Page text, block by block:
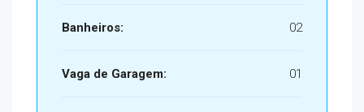
Banheiros: 02
Vaga de Garagem: 01